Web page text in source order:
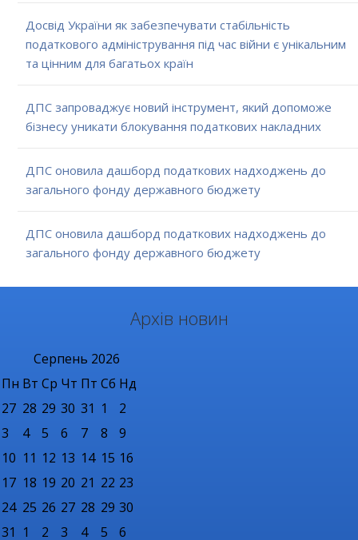
Досвід України як забезпечувати стабільність
податкового адміністрування під час війни є унікальним
та цінним для багатьох країн
ДПС запроваджує новий інструмент, який допоможе
бізнесу уникати блокування податкових накладних
ДПС оновила дашборд податкових надходжень до
загального фонду державного бюджету
ДПС оновила дашборд податкових надходжень до
загального фонду державного бюджету
Архів новин
Серпень 2026
Пн Вт Ср Чт Пт Сб Нд
27 28 29 30 31 1
2
3
4 5 6 7 8
9
10 11 12 13 14 15 16
17 18 19 20 21 22 23
24 25 26 27 28 29 30
31 1 2 3 4 5 6